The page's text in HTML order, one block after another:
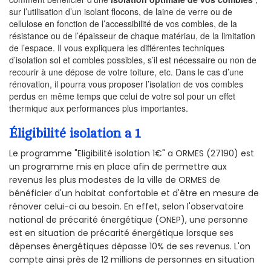
sur l’utilisation d’un isolant flocons, de laine de verre ou de
cellulose en fonction de l’accessibilité de vos combles, de la
résistance ou de l’épaisseur de chaque matériau, de la limitation
de l’espace. Il vous expliquera les différentes techniques
d’isolation sol et combles possibles, s’il est nécessaire ou non de
recourir à une dépose de votre toiture, etc. Dans le cas d’une
rénovation, il pourra vous proposer l’isolation de vos combles
perdus en même temps que celui de votre sol pour un effet
thermique aux performances plus importantes.
Éligibilité isolation a 1
Le programme "Eligibilité isolation 1€" a ORMES (27190) est
un programme mis en place afin de permettre aux
revenus les plus modestes de la ville de ORMES de
bénéficier d'un habitat confortable et d'être en mesure de
rénover celui-ci au besoin. En effet, selon l'observatoire
national de précarité énergétique (ONEP), une personne
est en situation de précarité énergétique lorsque ses
dépenses énergétiques dépasse 10% de ses revenus. L'on
compte ainsi près de 12 millions de personnes en situation